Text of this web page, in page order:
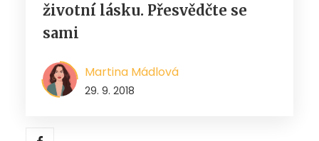
životní lásku. Přesvědčte se
sami
Martina Mádlová
29. 9. 2018